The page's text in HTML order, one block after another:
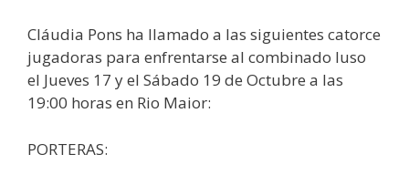
Cláudia Pons ha llamado a las siguientes catorce
jugadoras para enfrentarse al combinado luso
el Jueves 17 y el Sábado 19 de Octubre a las
19:00 horas en Rio Maior:
PORTERAS: